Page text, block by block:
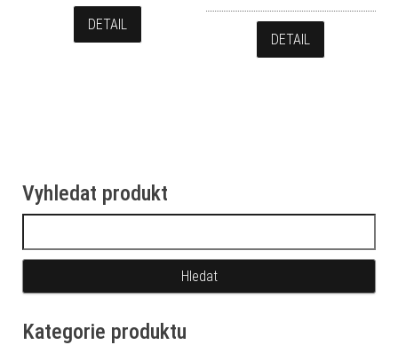
DETAIL
DETAIL
Vyhledat produkt
Kategorie produktu